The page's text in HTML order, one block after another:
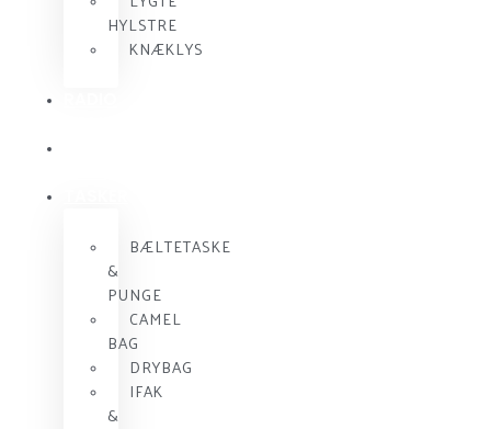
HYLSTRE
KNÆKLYS
BÆLTETASKE
&
PUNGE
CAMEL
BAG
DRYBAG
IFAK
&